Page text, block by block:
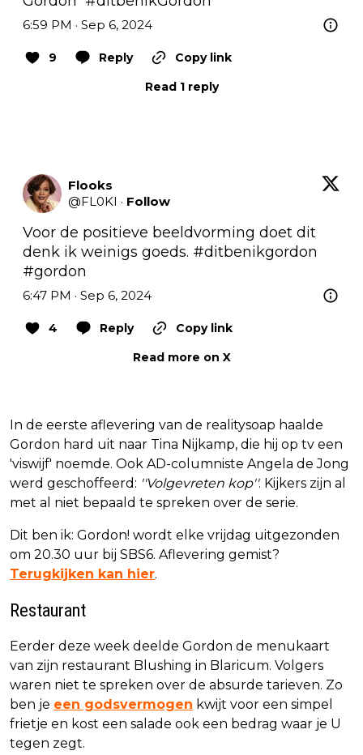
6:59 PM · Sep 6, 2024
9 Reply
Copy link
Read 1 reply
Flooks
@FL0KI · Follow
Voor de positieve beeldvorming doet dit
denk ik weinigs goeds. #ditbenikgordon
#gordon
6:47 PM · Sep 6, 2024
4 Reply
Copy link
Read more on X
In de eerste aflevering van de realitysoap haalde
Gordon hard uit naar Tina Nijkamp, die hij op tv een
'viswijf' noemde. Ook AD-columniste Angela de Jong
werd geschoffeerd: ''Volgevreten kop''. Kijkers zijn al
met al niet bepaald te spreken over de serie.
Dit ben ik: Gordon! wordt elke vrijdag uitgezonden
om 20.30 uur bij SBS6. Aflevering gemist?
Terugkijken kan hier.
Restaurant
Eerder deze week deelde Gordon de menukaart
van zijn restaurant Blushing in Blaricum. Volgers
waren niet te spreken over de absurde tarieven. Zo
ben je een godsvermogen kwijt voor een simpel
frietje en kost een salade ook een bedrag waar je U
tegen zegt.